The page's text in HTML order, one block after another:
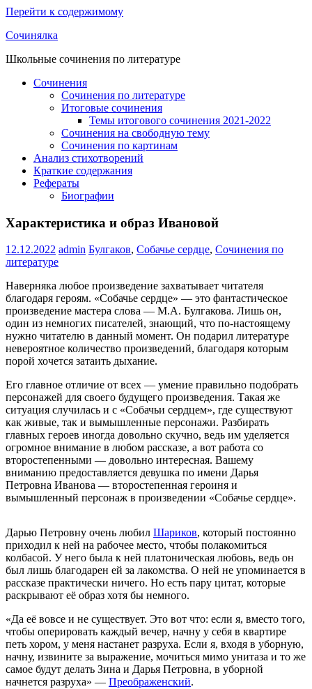
Перейти к содержимому
Сочинялка
Школьные сочинения по литературе
Сочинения
Сочинения по литературе
Итоговые сочинения
Темы итогового сочинения 2021-2022
Сочинения на свободную тему
Сочинения по картинам
Анализ стихотворений
Краткие содержания
Рефераты
Биографии
Характеристика и образ Ивановой
12.12.2022 admin Булгаков, Собачье сердце, Сочинения по
литературе
Наверняка любое произведение захватывает читателя
благодаря героям. «Собачье сердце» — это фантастическое
произведение мастера слова — М.А. Булгакова. Лишь он,
один из немногих писателей, знающий, что по-настоящему
нужно читателю в данный момент. Он подарил литературе
невероятное количество произведений, благодаря которым
порой хочется затаить дыхание.
Его главное отличие от всех — умение правильно подобрать
персонажей для своего будущего произведения. Такая же
ситуация случилась и с «Собачьи сердцем», где существуют
как живые, так и вымышленные персонажи. Разбирать
главных героев иногда довольно скучно, ведь им уделяется
огромное внимание в любом рассказе, а вот работа со
второстепенными — довольно интересная. Вашему
вниманию предоставляется девушка по имени Дарья
Петровна Иванова — второстепенная героиня и
вымышленный персонаж в произведении «Собачье сердце».
Дарью Петровну очень любил Шариков, который постоянно
приходил к ней на рабочее место, чтобы полакомиться
колбасой. У него была к ней платоническая любовь, ведь он
был лишь благодарен ей за лакомства. О ней не упоминается в
рассказе практически ничего. Но есть пару цитат, которые
раскрывают её образ хотя бы немного.
«Да её вовсе и не существует. Это вот что: если я, вместо того,
чтобы оперировать каждый вечер, начну у себя в квартире
петь хором, у меня настанет разруха. Если я, входя в уборную,
начну, извините за выражение, мочиться мимо унитаза и то же
самое будут делать Зина и Дарья Петровна, в уборной
начнется разруха» — Преображенский.